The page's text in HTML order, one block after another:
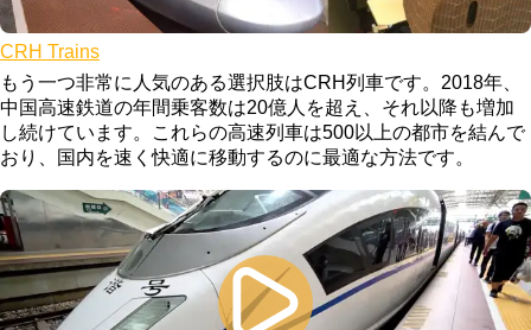
CRH Trains
もう一つ非常に人気のある選択肢はCRH列車です。2018年、
中国高速鉄道の年間乗客数は20億人を超え、それ以降も増加
し続けています。これらの高速列車は500以上の都市を結んで
おり、国内を速く快適に移動するのに最適な方法です。